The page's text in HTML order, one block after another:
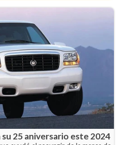
25 aniversario este 2024